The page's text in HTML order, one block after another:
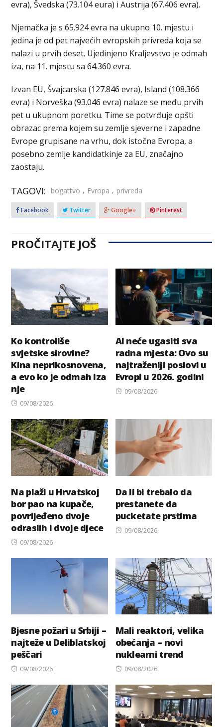
evra), Švedska (73.104 eura) i Austrija (67.406 evra).
Njemačka je s 65.924 evra na ukupno 10. mjestu i
jedina je od pet najvećih evropskih privreda koja se
nalazi u prvih deset. Ujedinjeno Kraljevstvo je odmah
iza, na 11. mjestu sa 64.360 evra.
Izvan EU, Švajcarska (127.846 evra), Island (108.366
evra) i Norveška (93.046 evra) nalaze se među prvih
pet u ukupnom poretku. Time se potvrđuje opšti
obrazac prema kojem su zemlje sjeverne i zapadne
Evrope grupisane na vrhu, dok istočna Evropa, a
posebno zemlje kandidatkinje za EU, značajno
zaostaju.
TAGOVI: bogattvo , Evropa , privreda
Facebook Twitter Google+ Pinterest
PROČITAJTE JOŠ
Ko kontroliše
svjetske sirovine?
Kina neprikosnovena,
a evo ko je odmah iza
nje
Posted
09/08/2026
AI neće ugasiti sva
radna mjesta: Ovo su
najtraženiji poslovi u
Evropi u 2026. godini
Posted
09/08/2026
Na plaži u Hrvatskoj
bor pao na kupače,
povrijeđeno dvoje
odraslih i dvoje djece
Posted
09/08/2026
Da li bi trebalo da
prestanete da
pucketate prstima
Posted
09/08/2026
Bjesne požari u Srbiji –
najteže u Deliblatskoj
peščari
Posted
09/08/2026
Mali reaktori, velika
obećanja – novi
nuklearni trend
Posted
09/08/2026